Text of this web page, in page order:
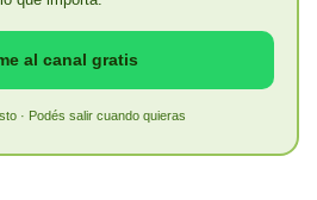
al canal gratis
· Podés salir cuando quieras